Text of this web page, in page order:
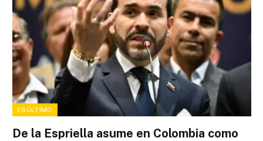
ESÚLTIMO
De la Espriella asume en Colombia como